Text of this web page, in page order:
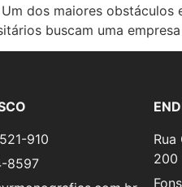
dos maiores
buscam uma
910
8597
200